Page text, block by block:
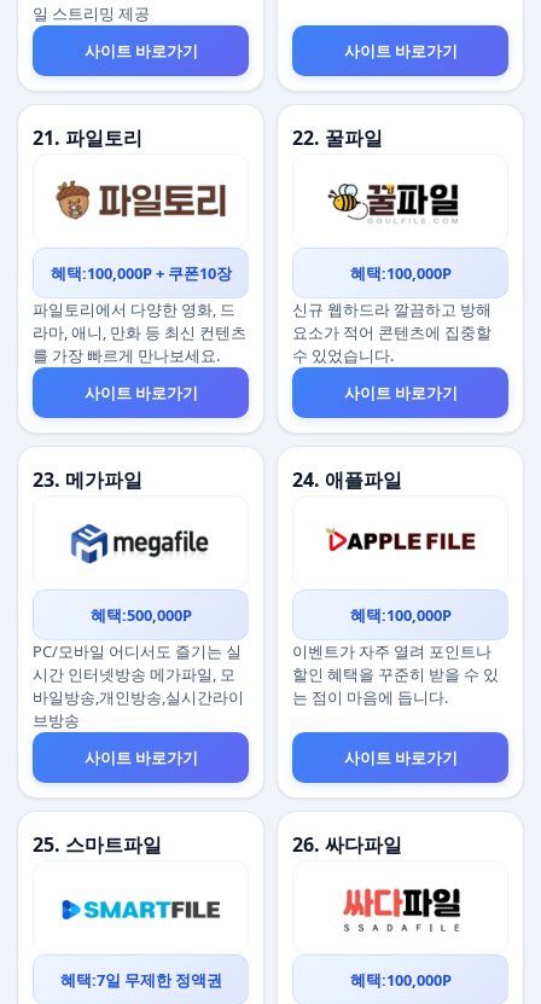
일 스트리밍 제공
사이트 바로가기
사이트 바로가기
21. 파일토리
혜택:100,000P + 쿠폰10장
파일토리에서 다양한 영화, 드
라마, 애니, 만화 등 최신 컨텐츠
를 가장 빠르게 만나보세요.
사이트 바로가기
22. 꿀파일
혜택:100,000P
신규 웹하드라 깔끔하고 방해
요소가 적어 콘텐츠에 집중할
수 있었습니다.
사이트 바로가기
23. 메가파일
혜택:500,000P
PC/모바일 어디서도 즐기는 실
시간 인터넷방송 메가파일, 모
바일방송,개인방송,실시간라이
브방송
사이트 바로가기
24. 애플파일
혜택:100,000P
이벤트가 자주 열려 포인트나
할인 혜택을 꾸준히 받을 수 있
는 점이 마음에 듭니다.
사이트 바로가기
25. 스마트파일
혜택:7일 무제한 정액권
26. 싸다파일
혜택:100,000P